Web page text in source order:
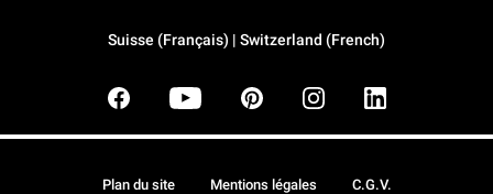
Suisse (Français) | Switzerland (French)
Plan du site Mentions légales C.G.V.